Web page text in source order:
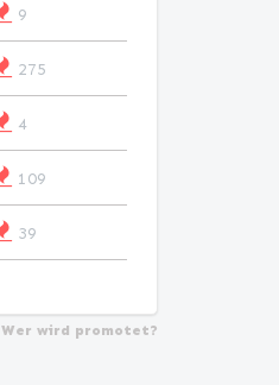
9
275
4
109
39
Wer wird promotet?